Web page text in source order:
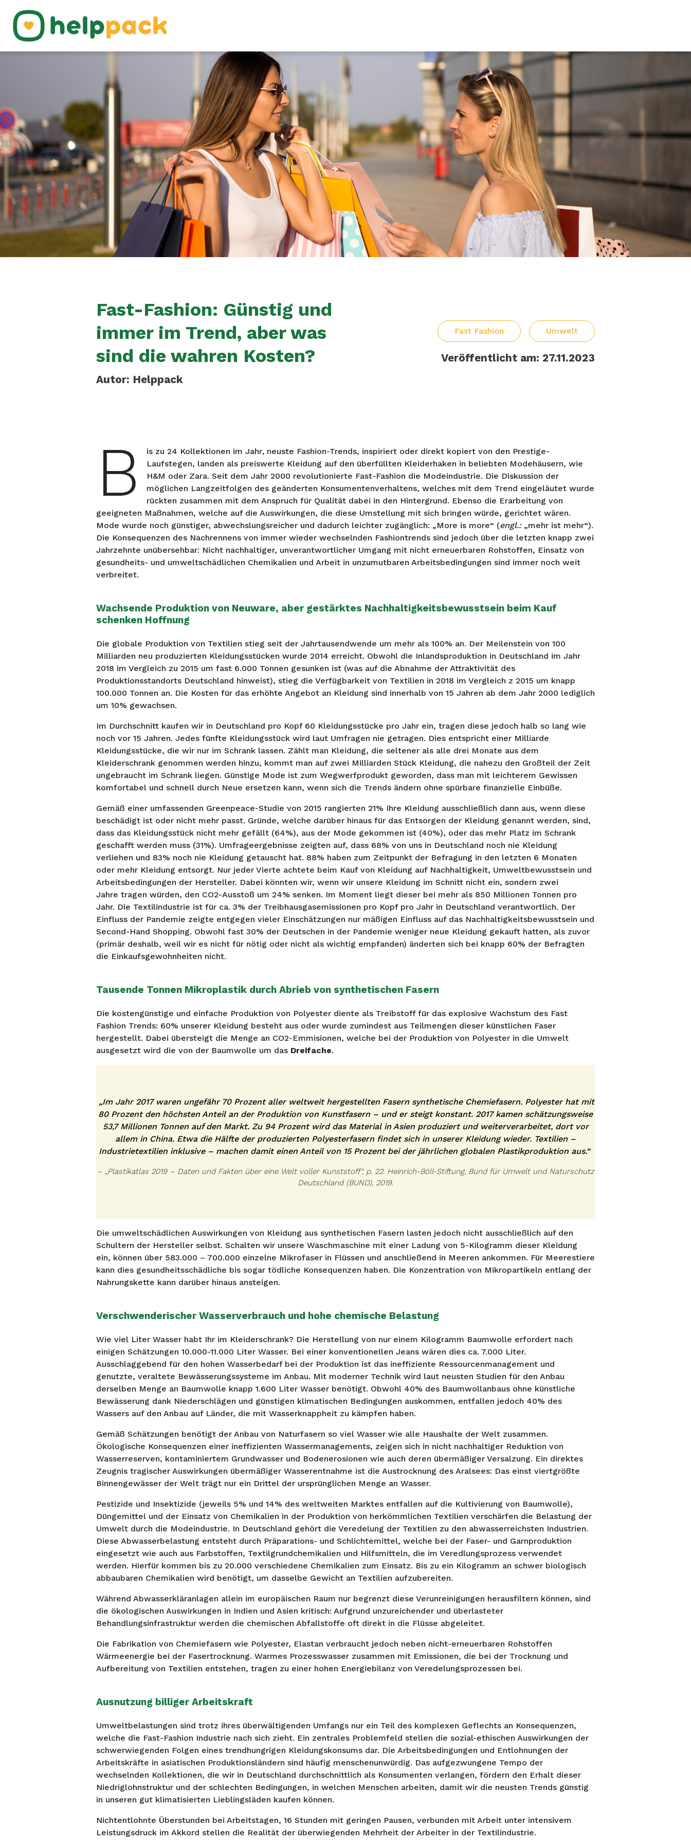
Fast-Fashion: Günstig und
immer im Trend, aber was
sind die wahren Kosten?
Autor: Helppack
Fast Fashion Umwelt
Veröffentlicht am: 27.11.2023
B is zu 24 Kollektionen im Jahr, neuste Fashion-Trends, inspiriert oder direkt kopiert von den Prestige-
Laufstegen, landen als preiswerte Kleidung auf den überfüllten Kleiderhaken in beliebten Modehäusern, wie
H&M oder Zara. Seit dem Jahr 2000 revolutionierte Fast-Fashion die Modeindustrie. Die Diskussion der
möglichen Langzeitfolgen des geänderten Konsumentenverhaltens, welches mit dem Trend eingeläutet wurde
rückten zusammen mit dem Anspruch für Qualität dabei in den Hintergrund. Ebenso die Erarbeitung von
geeigneten Maßnahmen, welche auf die Auswirkungen, die diese Umstellung mit sich bringen würde, gerichtet wären.
Mode wurde noch günstiger, abwechslungsreicher und dadurch leichter zugänglich: „More is more“ (engl.:„mehr ist mehr“).
Die Konsequenzen des Nachrennens von immer wieder wechselnden Fashiontrends sind jedoch über die letzten knapp zwei
Jahrzehnte unübersehbar: Nicht nachhaltiger, unverantwortlicher Umgang mit nicht erneuerbaren Rohstoffen, Einsatz von
gesundheits- und umweltschädlichen Chemikalien und Arbeit in unzumutbaren Arbeitsbedingungen sind immer noch weit
verbreitet.
Wachsende Produktion von Neuware, aber gestärktes Nachhaltigkeitsbewusstsein beim Kauf
schenken Hoffnung
Die globale Produktion von Textilien stieg seit der Jahrtausendwende um mehr als 100% an. Der Meilenstein von 100
Milliarden neu produzierten Kleidungsstücken wurde 2014 erreicht. Obwohl die Inlandsproduktion in Deutschland im Jahr
2018 im Vergleich zu 2015 um fast 6.000 Tonnen gesunken ist (was auf die Abnahme der Attraktivität des
Produktionsstandorts Deutschland hinweist), stieg die Verfügbarkeit von Textilien in 2018 im Vergleich z 2015 um knapp
100.000 Tonnen an. Die Kosten für das erhöhte Angebot an Kleidung sind innerhalb von 15 Jahren ab dem Jahr 2000 lediglich
um 10% gewachsen.
Im Durchschnitt kaufen wir in Deutschland pro Kopf 60 Kleidungsstücke pro Jahr ein, tragen diese jedoch halb so lang wie
noch vor 15 Jahren. Jedes fünfte Kleidungsstück wird laut Umfragen nie getragen. Dies entspricht einer Milliarde
Kleidungsstücke, die wir nur im Schrank lassen. Zählt man Kleidung, die seltener als alle drei Monate aus dem
Kleiderschrank genommen werden hinzu, kommt man auf zwei Milliarden Stück Kleidung, die nahezu den Großteil der Zeit
ungebraucht im Schrank liegen. Günstige Mode ist zum Wegwerfprodukt geworden, dass man mit leichterem Gewissen
komfortabel und schnell durch Neue ersetzen kann, wenn sich die Trends ändern ohne spürbare finanzielle Einbüße.
Gemäß einer umfassenden Greenpeace-Studie von 2015 rangierten 21% Ihre Kleidung ausschließlich dann aus, wenn diese
beschädigt ist oder nicht mehr passt. Gründe, welche darüber hinaus für das Entsorgen der Kleidung genannt werden, sind,
dass das Kleidungsstück nicht mehr gefällt (64%), aus der Mode gekommen ist (40%), oder das mehr Platz im Schrank
geschafft werden muss (31%). Umfrageergebnisse zeigten auf, dass 68% von uns in Deutschland noch nie Kleidung
verliehen und 83% noch nie Kleidung getauscht hat. 88% haben zum Zeitpunkt der Befragung in den letzten 6 Monaten
oder mehr Kleidung entsorgt. Nur jeder Vierte achtete beim Kauf von Kleidung auf Nachhaltigkeit, Umweltbewusstsein und
Arbeitsbedingungen der Hersteller. Dabei könnten wir, wenn wir unsere Kleidung im Schnitt nicht ein, sondern zwei
Jahre tragen würden, den CO2-Ausstoß um 24% senken. Im Moment liegt dieser bei mehr als 850 Millionen Tonnen pro
Jahr. Die Textilindustrie ist für ca. 3% der Treibhausgasemissionen pro Kopf pro Jahr in Deutschland verantwortlich. Der
Einfluss der Pandemie zeigte entgegen vieler Einschätzungen nur mäßigen Einfluss auf das Nachhaltigkeitsbewusstsein und
Second-Hand Shopping. Obwohl fast 30% der Deutschen in der Pandemie weniger neue Kleidung gekauft hatten, als zuvor
(primär deshalb, weil wir es nicht für nötig oder nicht als wichtig empfanden) änderten sich bei knapp 60% der Befragten
die Einkaufsgewohnheiten nicht.
Tausende Tonnen Mikroplastik durch Abrieb von synthetischen Fasern
Die kostengünstige und einfache Produktion von Polyester diente als Treibstoff für das explosive Wachstum des Fast
Fashion Trends: 60% unserer Kleidung besteht aus oder wurde zumindest aus Teilmengen dieser künstlichen Faser
hergestellt. Dabei übersteigt die Menge an CO2-Emmisionen, welche bei der Produktion von Polyester in die Umwelt
ausgesetzt wird die von der Baumwolle um das Dreifache.
„Im Jahr 2017 waren ungefähr 70 Prozent aller weltweit hergestellten Fasern synthetische Chemiefasern. Polyester hat mit
80 Prozent den höchsten Anteil an der Produktion von Kunstfasern – und er steigt konstant. 2017 kamen schätzungsweise
53,7 Millionen Tonnen auf den Markt. Zu 94 Prozent wird das Material in Asien produziert und weiterverarbeitet, dort vor
allem in China. Etwa die Hälfte der produzierten Polyesterfasern findet sich in unserer Kleidung wieder. Textilien –
Industrietextilien inklusive – machen damit einen Anteil von 15 Prozent bei der jährlichen globalen Plastikproduktion aus.“
– „Plastikatlas 2019 – Daten und Fakten über eine Welt voller Kunststoff“, p. 22. Heinrich-Böll-Stiftung, Bund für Umwelt und Naturschutz
Deutschland (BUND), 2019.
Die umweltschädlichen Auswirkungen von Kleidung aus synthetischen Fasern lasten jedoch nicht ausschließlich auf den
Schultern der Hersteller selbst. Schalten wir unsere Waschmaschine mit einer Ladung von 5-Kilogramm dieser Kleidung
ein, können über 583.000 – 700.000 einzelne Mikrofaser in Flüssen und anschließend in Meeren ankommen. Für Meerestiere
kann dies gesundheitsschädliche bis sogar tödliche Konsequenzen haben. Die Konzentration von Mikropartikeln entlang der
Nahrungskette kann darüber hinaus ansteigen.
Verschwenderischer Wasserverbrauch und hohe chemische Belastung
Wie viel Liter Wasser habt Ihr im Kleiderschrank? Die Herstellung von nur einem Kilogramm Baumwolle erfordert nach
einigen Schätzungen 10.000-11.000 Liter Wasser. Bei einer konventionellen Jeans wären dies ca. 7.000 Liter.
Ausschlaggebend für den hohen Wasserbedarf bei der Produktion ist das ineffiziente Ressourcenmanagement und
genutzte, veraltete Bewässerungssysteme im Anbau. Mit moderner Technik wird laut neusten Studien für den Anbau
derselben Menge an Baumwolle knapp 1.600 Liter Wasser benötigt. Obwohl 40% des Baumwollanbaus ohne künstliche
Bewässerung dank Niederschlägen und günstigen klimatischen Bedingungen auskommen, entfallen jedoch 40% des
Wassers auf den Anbau auf Länder, die mit Wasserknappheit zu kämpfen haben.
Gemäß Schätzungen benötigt der Anbau von Naturfasern so viel Wasser wie alle Haushalte der Welt zusammen.
Ökologische Konsequenzen einer ineffizienten Wassermanagements, zeigen sich in nicht nachhaltiger Reduktion von
Wasserreserven, kontaminiertem Grundwasser und Bodenerosionen wie auch deren übermäßiger Versalzung. Ein direktes
Zeugnis tragischer Auswirkungen übermäßiger Wasserentnahme ist die Austrocknung des Aralsees: Das einst viertgrößte
Binnengewässer der Welt trägt nur ein Drittel der ursprünglichen Menge an Wasser.
Pestizide und Insektizide (jeweils 5% und 14% des weltweiten Marktes entfallen auf die Kultivierung von Baumwolle),
Düngemittel und der Einsatz von Chemikalien in der Produktion von herkömmlichen Textilien verschärfen die Belastung der
Umwelt durch die Modeindustrie. In Deutschland gehört die Veredelung der Textilien zu den abwasserreichsten Industrien.
Diese Abwasserbelastung entsteht durch Präparations- und Schlichtemittel, welche bei der Faser- und Garnproduktion
eingesetzt wie auch aus Farbstoffen, Textilgrundchemikalien und Hilfsmitteln, die im Veredlungsprozess verwendet
werden. Hierfür kommen bis zu 20.000 verschiedene Chemikalien zum Einsatz. Bis zu ein Kilogramm an schwer biologisch
abbaubaren Chemikalien wird benötigt, um dasselbe Gewicht an Textilien aufzubereiten.
Während Abwasserkläranlagen allein im europäischen Raum nur begrenzt diese Verunreinigungen herausfiltern können, sind
die ökologischen Auswirkungen in Indien und Asien kritisch: Aufgrund unzureichender und überlasteter
Behandlungsinfrastruktur werden die chemischen Abfallstoffe oft direkt in die Flüsse abgeleitet.
Die Fabrikation von Chemiefasern wie Polyester, Elastan verbraucht jedoch neben nicht-erneuerbaren Rohstoffen
Wärmeenergie bei der Fasertrocknung. Warmes Prozesswasser zusammen mit Emissionen, die bei der Trocknung und
Aufbereitung von Textilien entstehen, tragen zu einer hohen Energiebilanz von Veredelungsprozessen bei.
Ausnutzung billiger Arbeitskraft
Umweltbelastungen sind trotz ihres überwältigenden Umfangs nur ein Teil des komplexen Geflechts an Konsequenzen,
welche die Fast-Fashion Industrie nach sich zieht. Ein zentrales Problemfeld stellen die sozial-ethischen Auswirkungen der
schwerwiegenden Folgen eines trendhungrigen Kleidungskonsums dar. Die Arbeitsbedingungen und Entlohnungen der
Arbeitskräfte in asiatischen Produktionsländern sind häufig menschenunwürdig. Das aufgezwungene Tempo der
wechselnden Kollektionen, die wir in Deutschland durchschnittlich als Konsumenten verlangen, fördern den Erhalt dieser
Niedriglohnstruktur und der schlechten Bedingungen, in welchen Menschen arbeiten, damit wir die neusten Trends günstig
in unseren gut klimatisierten Lieblingsläden kaufen können.
Nichtentlohnte Überstunden bei Arbeitstagen, 16 Stunden mit geringen Pausen, verbunden mit Arbeit unter intensivem
Leistungsdruck im Akkord stellen die Realität der überwiegenden Mehrheit der Arbeiter in der Textilindustrie.